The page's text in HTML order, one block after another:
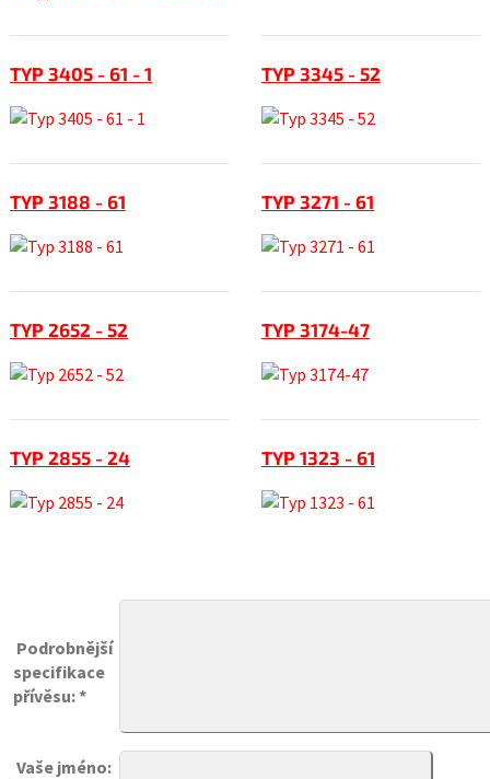
TYP 3405 - 61 - 1 TYP 3345 - 52
TYP 3188 - 61 TYP 3271 - 61
TYP 2652 - 52 TYP 3174-47
TYP 2855 - 24 TYP 1323 - 61
Podrobnější
specifikace
přívěsu: *
Vaše jméno: